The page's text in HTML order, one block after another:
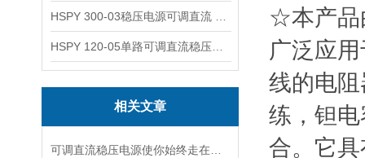
相关文章
☆本产品
广泛应
线的电
练，钽
合。它